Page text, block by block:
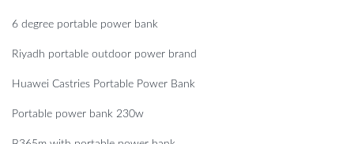
6 degree portable power bank
Riyadh portable outdoor power brand
Huawei Castries Portable Power Bank
Portable power bank 230w